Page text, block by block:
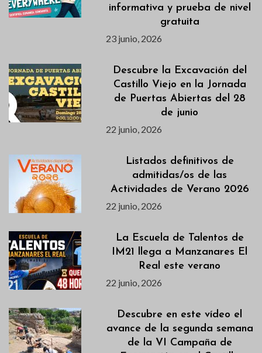
informativa y prueba de nivel
gratuita
23 junio, 2026
Descubre la Excavación del
Castillo Viejo en la Jornada
de Puertas Abiertas del 28
de junio
22 junio, 2026
Listados definitivos de
admitidas/os de las
Actividades de Verano 2026
22 junio, 2026
La Escuela de Talentos de
IM21 llega a Manzanares El
Real este verano
22 junio, 2026
Descubre en este vídeo el
avance de la segunda semana
de la VI Campaña de